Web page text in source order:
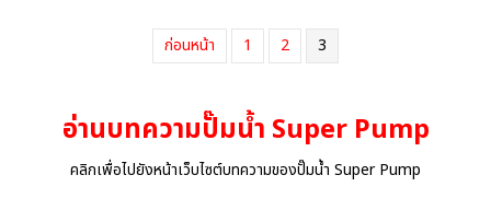
ก่อนหน้า 1 2 3
อ่านบทความปั๊มน้ำ Super Pump
คลิกเพื่อไปยังหน้าเว็บไซต์บทความของปั๊มน้ำ Super Pump